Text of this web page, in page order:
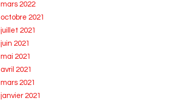
mars 2022
octobre 2021
juillet 2021
juin 2021
mai 2021
avril 2021
mars 2021
janvier 2021